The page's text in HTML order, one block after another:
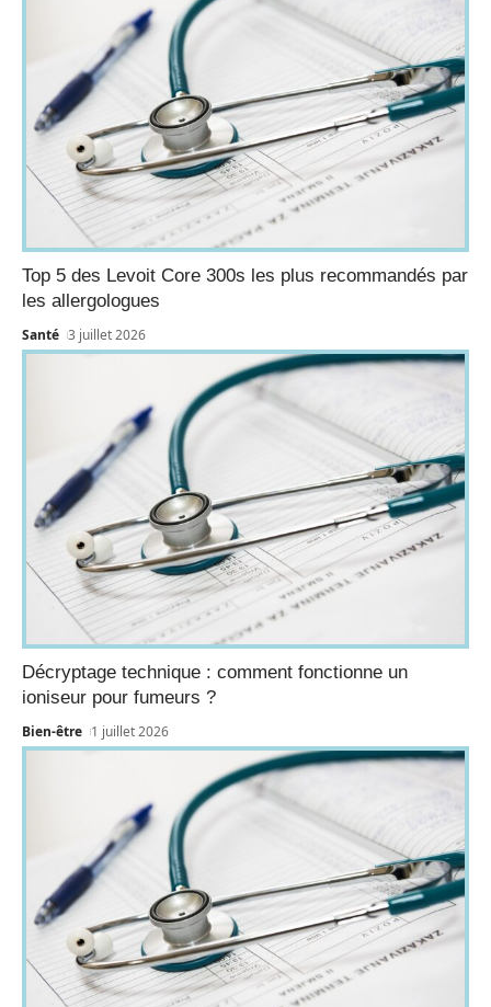
Top 5 des Levoit Core 300s les plus recommandés par
les allergologues
Santé 3 juillet 2026
Décryptage technique : comment fonctionne un
ioniseur pour fumeurs ?
Bien-être 1 juillet 2026